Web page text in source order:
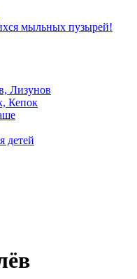
мыльных пузырей!
Лизунов
Кепок
детей